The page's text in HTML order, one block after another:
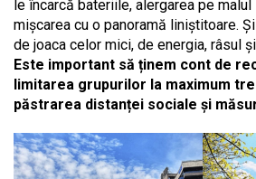
le încarcă bateriile, alergarea pe
mișcarea cu o panoramă liniștitoare.
de joaca celor mici, de energia, râsul
Este important să ținem cont de
limitarea grupurilor la maximum
păstrarea distanței sociale și